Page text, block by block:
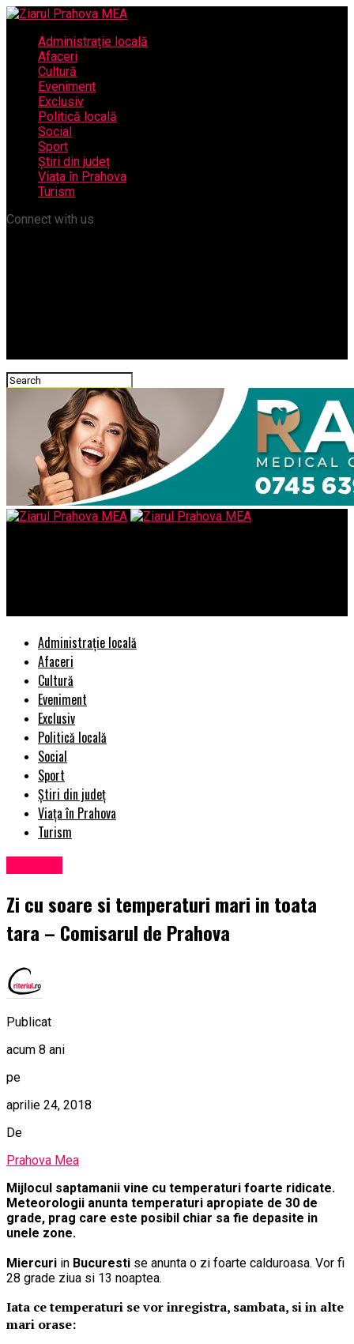
Administrație locală
Afaceri
Cultură
Eveniment
Exclusiv
Politică locală
Social
Sport
Știri din județ
Viața în Prahova
Turism
Connect with us
Administrație locală
Afaceri
Cultură
Eveniment
Exclusiv
Politică locală
Social
Sport
Știri din județ
Viața în Prahova
Turism
Zi cu soare si temperaturi mari in toata
tara – Comisarul de Prahova
Publicat
acum 8 ani
pe
aprilie 24, 2018
De
Prahova Mea
Mijlocul saptamanii vine cu temperaturi foarte ridicate.
Meteorologii anunta temperaturi apropiate de 30 de
grade, prag care este posibil chiar sa fie depasite in
unele zone.
Miercuri in Bucuresti se anunta o zi foarte calduroasa. Vor fi
28 grade ziua si 13 noaptea.
Iata ce temperaturi se vor inregistra, sambata, si in alte
mari orase: